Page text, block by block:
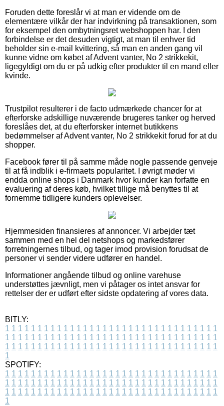
Foruden dette foreslår vi at man er vidende om de
elementære vilkår der har indvirkning på transaktionen, som
for eksempel den ombytningsret webshoppen har. I den
forbindelse er det desuden vigtigt, at man til enhver tid
beholder sin e-mail kvittering, så man en anden gang vil
kunne vidne om købet af Advent vanter, No 2 strikkekit,
ligegyldigt om du er på udkig efter produkter til en mand eller
kvinde.
Trustpilot resulterer i de facto udmærkede chancer for at
efterforske adskillige nuværende brugeres tanker og herved
foreslåes det, at du efterforsker internet butikkens
bedømmelser af Advent vanter, No 2 strikkekit forud for at du
shopper.
Facebook fører til på samme måde nogle passende genveje
til at få indblik i e-firmaets popularitet. I øvrigt møder vi
endda online shops i Danmark hvor kunder kan forfatte en
evaluering af deres køb, hvilket tillige må benyttes til at
fornemme tidligere kunders oplevelser.
Hjemmesiden finansieres af annoncer. Vi arbejder tæt
sammen med en hel del netshops og markedsfører
forretningernes tilbud, og tager imod provision forudsat de
personer vi sender videre udfører en handel.
Informationer angående tilbud og online varehuse
understøttes jævnligt, men vi påtager os intet ansvar for
rettelser der er udført efter sidste opdatering af vores data.
BITLY:
1 1 1 1 1 1 1 1 1 1 1 1 1 1 1 1 1 1 1 1 1 1 1 1 1 1 1 1 1 1 1 1 1
1 1 1 1 1 1 1 1 1 1 1 1 1 1 1 1 1 1 1 1 1 1 1 1 1 1 1 1 1 1 1 1 1
1 1 1 1 1 1 1 1 1 1 1 1 1 1 1 1 1 1 1 1 1 1 1 1 1 1 1 1 1 1 1 1 1
1
SPOTIFY:
1 1 1 1 1 1 1 1 1 1 1 1 1 1 1 1 1 1 1 1 1 1 1 1 1 1 1 1 1 1 1 1 1
1 1 1 1 1 1 1 1 1 1 1 1 1 1 1 1 1 1 1 1 1 1 1 1 1 1 1 1 1 1 1 1 1
1 1 1 1 1 1 1 1 1 1 1 1 1 1 1 1 1 1 1 1 1 1 1 1 1 1 1 1 1 1 1 1 1
1